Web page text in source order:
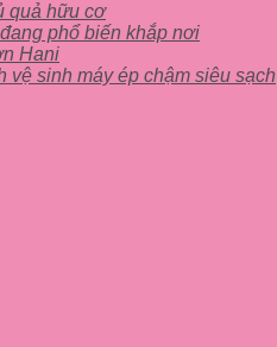
quả hữu cơ
phổ biến khắp nơi
Hani
vệ sinh máy ép chậm siêu sạch